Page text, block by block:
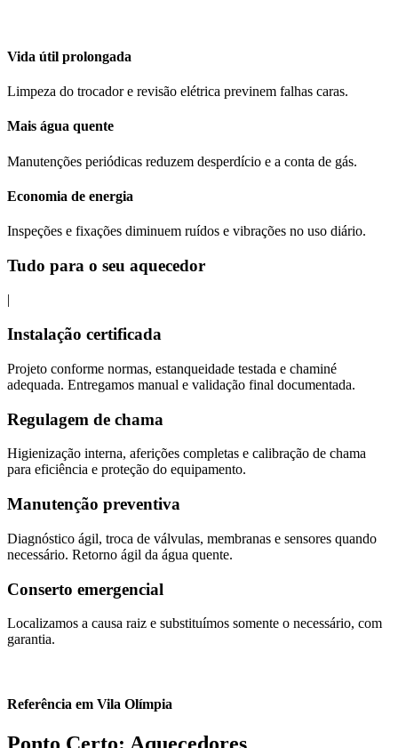
Vida útil prolongada
Limpeza do trocador e revisão elétrica previnem falhas caras.
Mais água quente
Manutenções periódicas reduzem desperdício e a conta de gás.
Economia de energia
Inspeções e fixações diminuem ruídos e vibrações no uso diário.
Tudo para o seu aquecedor
Instalação certificada
Projeto conforme normas, estanqueidade testada e chaminé
adequada. Entregamos manual e validação final documentada.
Regulagem de chama
Higienização interna, aferições completas e calibração de chama
para eficiência e proteção do equipamento.
Manutenção preventiva
Diagnóstico ágil, troca de válvulas, membranas e sensores quando
necessário. Retorno ágil da água quente.
Conserto emergencial
Localizamos a causa raiz e substituímos somente o necessário, com
garantia.
Referência em Vila Olímpia
Ponto Certo: Aquecedores